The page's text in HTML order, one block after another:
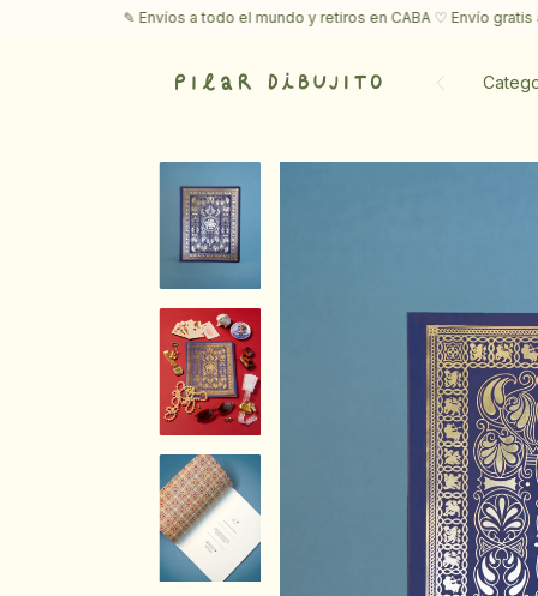
a todo el mundo y retiros en CABA ♡ Envío gratis a sucursal